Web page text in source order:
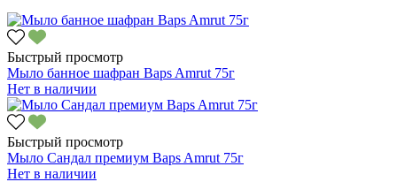
Быстрый просмотр
Мыло банное шафран Baps Amrut 75г
Нет в наличии
Быстрый просмотр
Мыло Сандал премиум Baps Amrut 75г
Нет в наличии